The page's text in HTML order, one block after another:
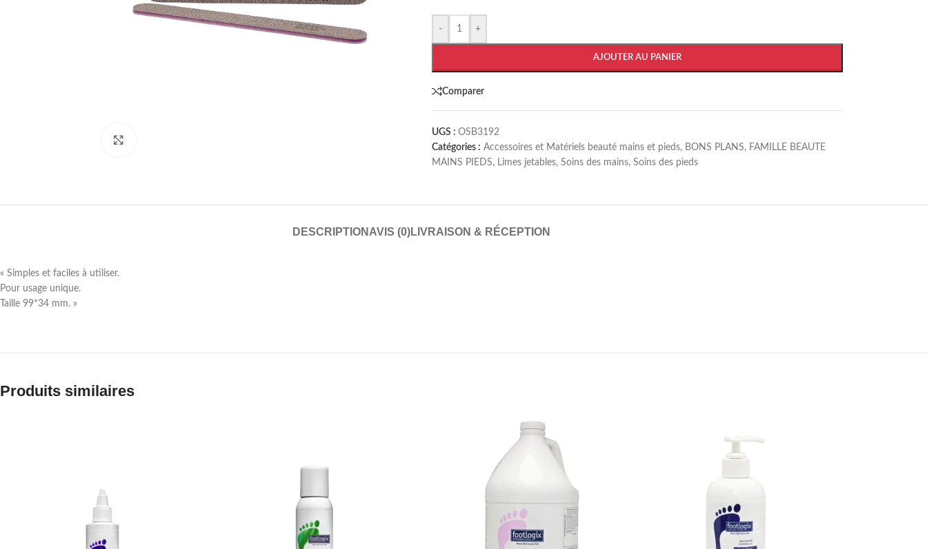
- +
AJOUTER AU PANIER
Comparer
UGS : OSB3192
Catégories : Accessoires et Matériels beauté mains et pieds, BONS PLANS, FAMILLE BEAUTE
MAINS PIEDS, Limes jetables, Soins des mains, Soins des pieds
DESCRIPTION AVIS (0)LIVRAISON & RÉCEPTION
« Simples et faciles à utiliser.
Pour usage unique.
Taille 99*34 mm. »
Produits similaires